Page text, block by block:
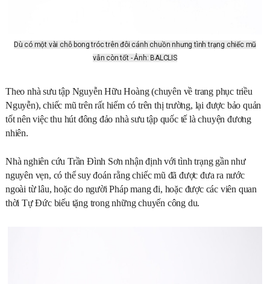
Dù có một vài chỗ bong tróc trên đôi cánh chuồn nhưng tình trạng chiếc mũ
vẫn còn tốt - Ảnh: BALCLIS
Theo nhà sưu tập Nguyễn Hữu Hoàng (chuyên về trang phục triều
Nguyễn), chiếc mũ trên rất hiếm có trên thị trường, lại được bảo quản
tốt nên việc thu hút đông đảo nhà sưu tập quốc tế là chuyện đương
nhiên.
Nhà nghiên cứu Trần Đình Sơn nhận định với tình trạng gần như
nguyên vẹn, có thể suy đoán rằng chiếc mũ đã được đưa ra nước
ngoài từ lâu, hoặc do người Pháp mang đi, hoặc được các viên quan
thời Tự Đức biếu tặng trong những chuyến công du.